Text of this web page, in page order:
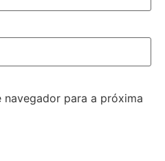
navegador para a próxima